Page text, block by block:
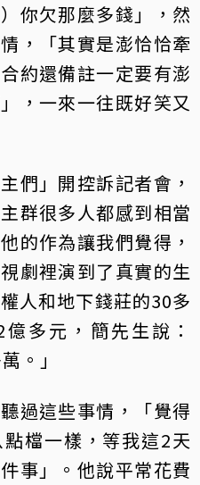
你欠那麼多錢」，然
，「其實是澎恰恰牽
約還備註一定要有澎
，一來一往既好笑又
們」開控訴記者會，
群很多人都感到相當
的作為讓我們覺得，
劇裡演到了真實的生
人和地下錢莊的30多
多元，簡先生說：
。」
過這些事情，「覺得
檔一樣，等我這2天
事」。他說平常花費